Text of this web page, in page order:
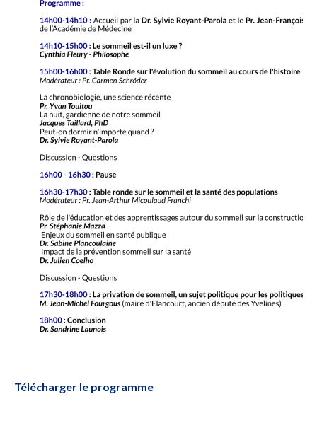
Télécharger le programme